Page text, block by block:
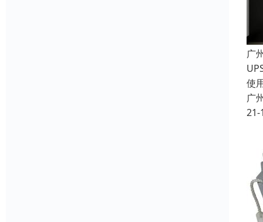
广
使
广
21-